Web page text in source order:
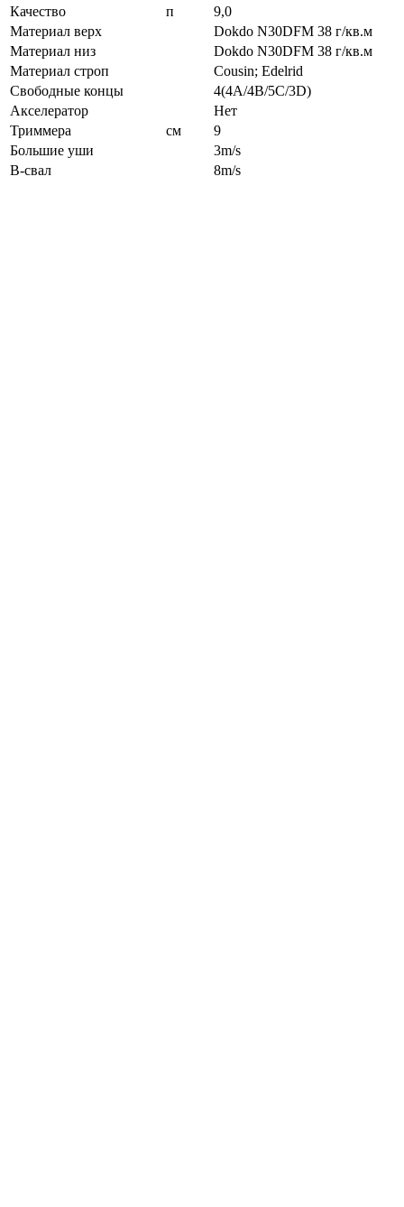
Качество п
9,0
Материал верх
Dokdo N30DFM 38 г/кв.м
Материал низ
Dokdo N30DFM 38 г/кв.м
Материал строп
Cousin; Edelrid
Свободные концы
4(4A/4B/5C/3D)
Акселератор
Нет
Триммера
см
9
Большие уши
3m/s
B-свал
8m/s